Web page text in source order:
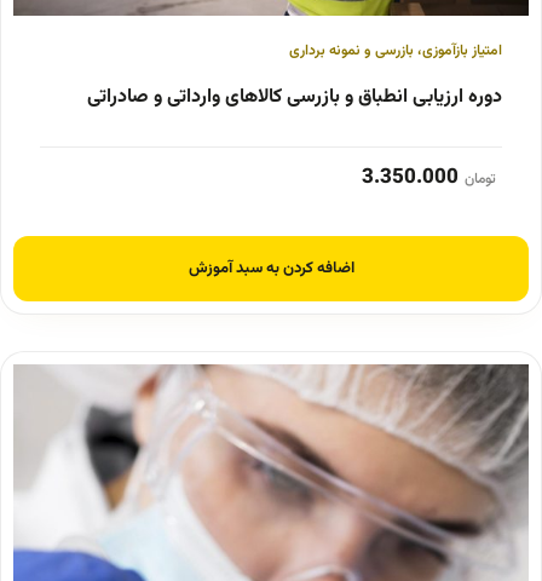
امتیاز بازآموزی، بازرسی و نمونه برداری
دوره ارزیابی انطباق و بازرسی کالاهای وارداتی و صادراتی
تومان 3.350.000
اضافه کردن به سبد آموزش